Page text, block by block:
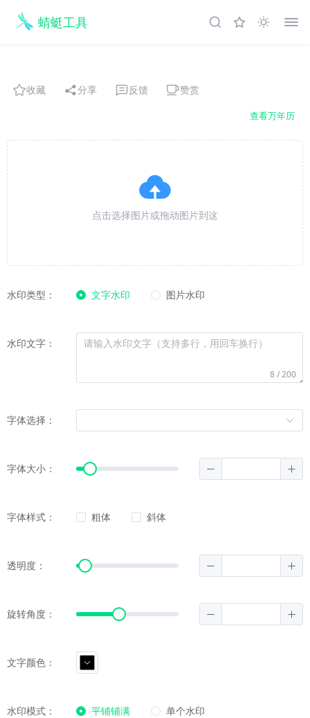
蜻蜓工具
收藏 分享 反馈 赞赏
查看万年历
点击选择图片或拖动图片到这
水印类型： 文字水印 图片水印
水印文字：
8 / 200
字体选择：
字体大小：
字体样式： 粗体 斜体
透明度：
旋转角度：
文字颜色：
水印模式： 平铺铺满 单个水印